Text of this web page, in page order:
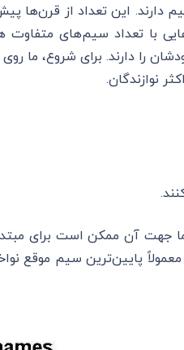
گیتارها، چه کلاسیک، آکوستیک یا الکتریک، ۶ سیم دارند.
نوازندگان.
جهت آن ممکن است برای
به نازک‌ترین سیم (که معمولاً پایین‌ترین